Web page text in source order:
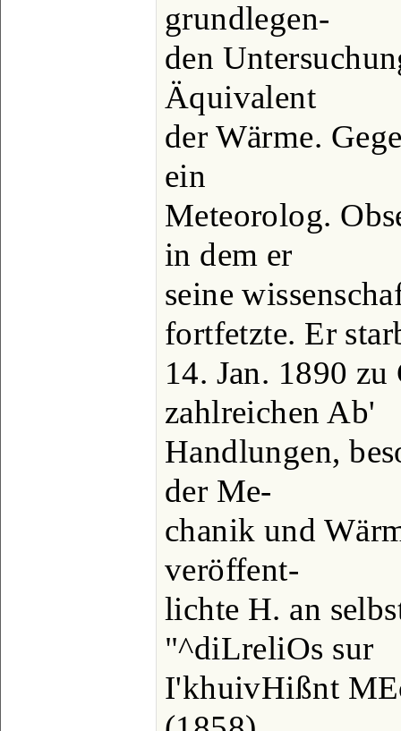
grundlegen-
den
Äquivalent
der Wärme.
ein
Meteorolog.
in dem er
seine
fortfetzte. Er
14. Jan. 1890
zahlreichen Ab'
Handlungen,
der Me-
chanik und
veröffent-
lichte H. an
"^diLreliOs sur
I'khuivHißnt